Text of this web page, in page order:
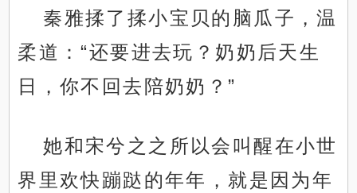
秦雅揉了揉小宝贝的脑瓜子，温
柔道：“还要进去玩？奶奶后天生
日，你不回去陪奶奶？”
她和宋兮之之所以会叫醒在小世
界里欢快蹦跶的年年，就是因为年